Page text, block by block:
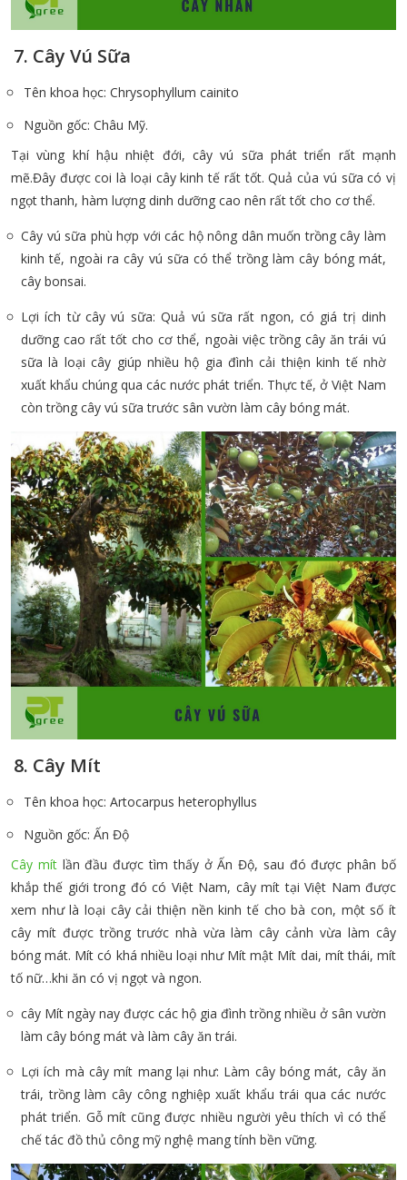
7. Cây Vú Sữa
Tên khoa học: Chrysophyllum cainito
Nguồn gốc: Châu Mỹ.
Tại vùng khí hậu nhiệt đới, cây vú sữa phát triển rất mạnh
mẽ.Đây được coi là loại cây kinh tế rất tốt. Quả của vú sữa có vị
ngọt thanh, hàm lượng dinh dưỡng cao nên rất tốt cho cơ thể.
Cây vú sữa phù hợp với các hộ nông dân muốn trồng cây làm
kinh tế, ngoài ra cây vú sữa có thể trồng làm cây bóng mát,
cây bonsai.
Lợi ích từ cây vú sữa: Quả vú sữa rất ngon, có giá trị dinh
dưỡng cao rất tốt cho cơ thể, ngoài việc trồng cây ăn trái vú
sữa là loại cây giúp nhiều hộ gia đình cải thiện kinh tế nhờ
xuất khẩu chúng qua các nước phát triển. Thực tế, ở Việt Nam
còn trồng cây vú sữa trước sân vườn làm cây bóng mát.
8. Cây Mít
Tên khoa học: Artocarpus heterophyllus
Nguồn gốc: Ấn Độ
Cây mítlần đầu được tìm thấy ở Ấn Độ, sau đó được phân bố
khắp thế giới trong đó có Việt Nam, cây mít tại Việt Nam được
xem như là loại cây cải thiện nền kinh tế cho bà con, một số ít
cây mít được trồng trước nhà vừa làm cây cảnh vừa làm cây
bóng mát. Mít có khá nhiều loại như Mít mật Mít dai, mít thái, mít
tố nữ…khi ăn có vị ngọt và ngon.
cây Mít ngày nay được các hộ gia đình trồng nhiều ở sân vườn
làm cây bóng mát và làm cây ăn trái.
Lợi ích mà cây mít mang lại như: Làm cây bóng mát, cây ăn
trái, trồng làm cây công nghiệp xuất khẩu trái qua các nước
phát triển. Gỗ mít cũng được nhiều người yêu thích vì có thể
chế tác đồ thủ công mỹ nghệ mang tính bền vững.